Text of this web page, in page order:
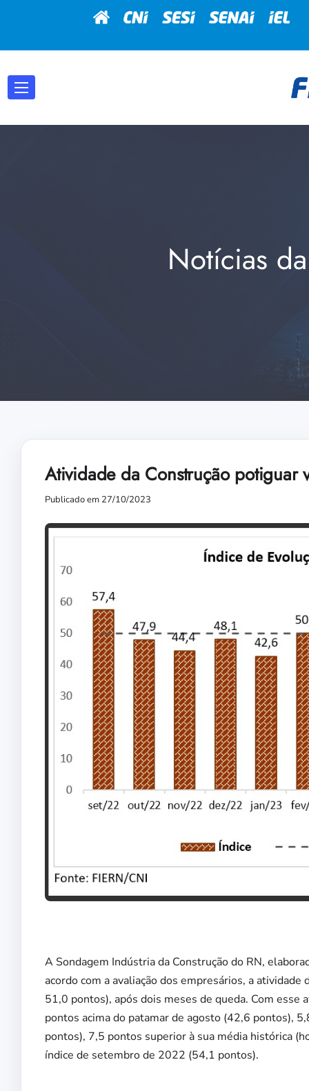
Notícias
Atividade da Construção potiguar
Publicado em 27/10/2023
A Sondagem Indústria da Construção do RN,
acordo com a avaliação dos empresários, a
51,0 pontos), após dois meses de queda. Com
pontos acima do patamar de agosto (42,6 pontos),
pontos), 7,5 pontos superior à sua média histórica
índice de setembro de 2022 (54,1 pontos).